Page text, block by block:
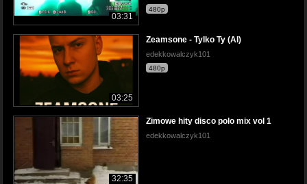
03:31
480p
03:25
Zeamsone - Tylko Ty (AI)
edekkowalczyk101
480p
32:35
Zimowe hity disco polo mix vol 1
edekkowalczyk101